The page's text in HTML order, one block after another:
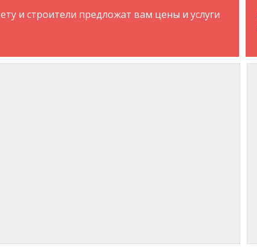
и строители предложат вам цены и услуги